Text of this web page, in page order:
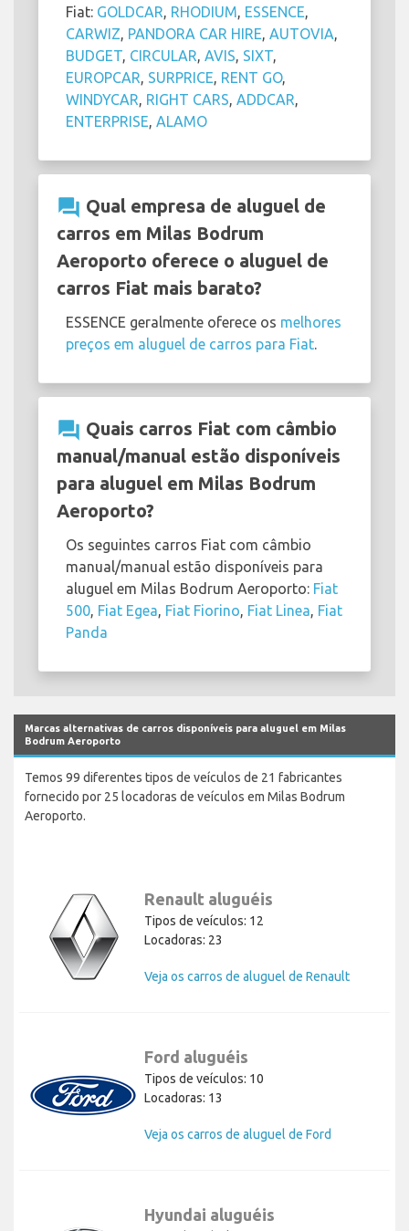
Fiat: GOLDCAR, RHODIUM, ESSENCE,
CARWIZ, PANDORA CAR HIRE, AUTOVIA,
BUDGET, CIRCULAR, AVIS, SIXT,
EUROPCAR, SURPRICE, RENT GO,
WINDYCAR, RIGHT CARS, ADDCAR,
ENTERPRISE, ALAMO
question_answer Qual empresa de aluguel de
carros em Milas Bodrum
Aeroporto oferece o aluguel de
carros Fiat mais barato?
ESSENCE geralmente oferece os melhores
preços em aluguel de carros para Fiat.
question_answer Quais carros Fiat com câmbio
manual/manual estão disponíveis
para aluguel em Milas Bodrum
Aeroporto?
Os seguintes carros Fiat com câmbio
manual/manual estão disponíveis para
aluguel em Milas Bodrum Aeroporto: Fiat
500, Fiat Egea, Fiat Fiorino, Fiat Linea, Fiat
Panda
Marcas alternativas de carros disponíveis para aluguel em Milas
Bodrum Aeroporto
Temos 99 diferentes tipos de veículos de 21 fabricantes
fornecido por 25 locadoras de veículos em Milas Bodrum
Aeroporto.
Renault aluguéis
Tipos de veículos: 12
Locadoras: 23
Veja os carros de aluguel de Renault
Ford aluguéis
Tipos de veículos: 10
Locadoras: 13
Veja os carros de aluguel de Ford
Hyundai aluguéis